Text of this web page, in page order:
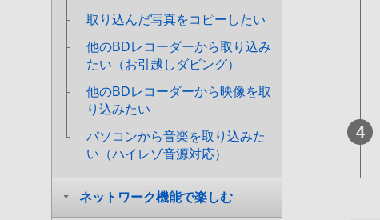
取り込んだ写真をコピーしたい
他のBDレコーダーから取り込み
たい（お引越しダビング）
他のBDレコーダーから映像を取
り込みたい
パソコンから音楽を取り込みた
い（ハイレゾ音源対応）
ネットワーク機能で楽しむ